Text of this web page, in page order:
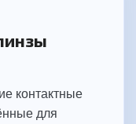
контактные
для